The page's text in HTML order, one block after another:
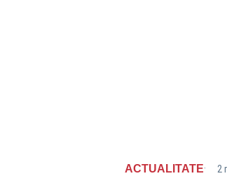
ACTUALITATE· 2